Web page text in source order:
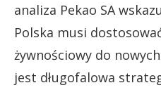
analiza Pekao SA
Polska musi
żywnościowy do
jest długofalowa